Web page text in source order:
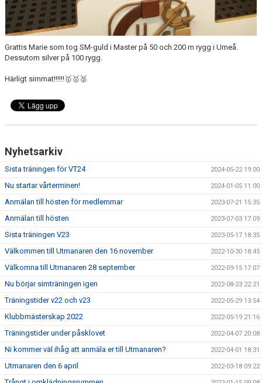
Grattis Marie som tog SM-guld i Master på 50 och 200 m rygg i Umeå.
Dessutom silver på 100 rygg.
Härligt simmat!!!!!!🥇🥇🥈
Nyhetsarkiv
Sista träningen för VT24 2024-05-22 19:00
Nu startar vårterminen! 2024-01-05 11:00
Anmälan till hösten för medlemmar 2023-07-21 15:35
Anmälan till hösten 2023-07-03 17:09
Sista träningen V23 2023-05-17 18:35
Välkommen till Utmanaren den 16 november 2022-10-30 18:45
Välkomna till Utmanaren 28 september 2022-09-15 17:07
Nu börjar simträningen igen 2022-08-23 22:21
Träningstider v22 och v23 2022-05-29 13:54
Klubbmästerskap 2022 2022-05-19 21:16
Träningstider under påsklovet 2022-04-07 20:08
Ni kommer väl ihåg att anmäla er till Utmanaren? 2022-04-01 18:31
Utmanaren den 6 april 2022-03-18 09:22